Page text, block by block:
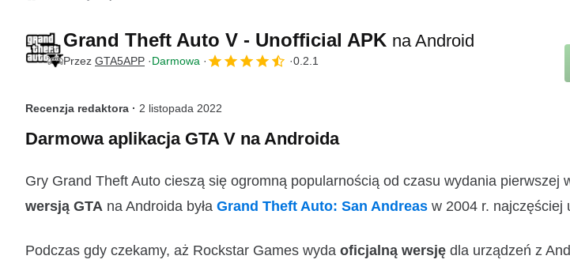
Grand Theft Auto V - Unofficial APK na Android
Przez GTA5APP Darmowa 0.2.1
Recenzja redaktora · 2 listopada 2022
Darmowa aplikacja GTA V na Androida
Gry Grand Theft Auto cieszą się ogromną popularnością od czasu wydania pierwszej
wersją GTA na Androida była Grand Theft Auto: San Andreas w 2004 r. najczęściej
Podczas gdy czekamy, aż Rockstar Games wyda oficjalną wersję dla urządzeń z